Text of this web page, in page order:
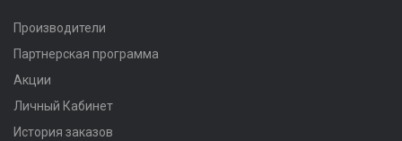
Производители
Партнерская программа
Акции
Личный Кабинет
История заказов